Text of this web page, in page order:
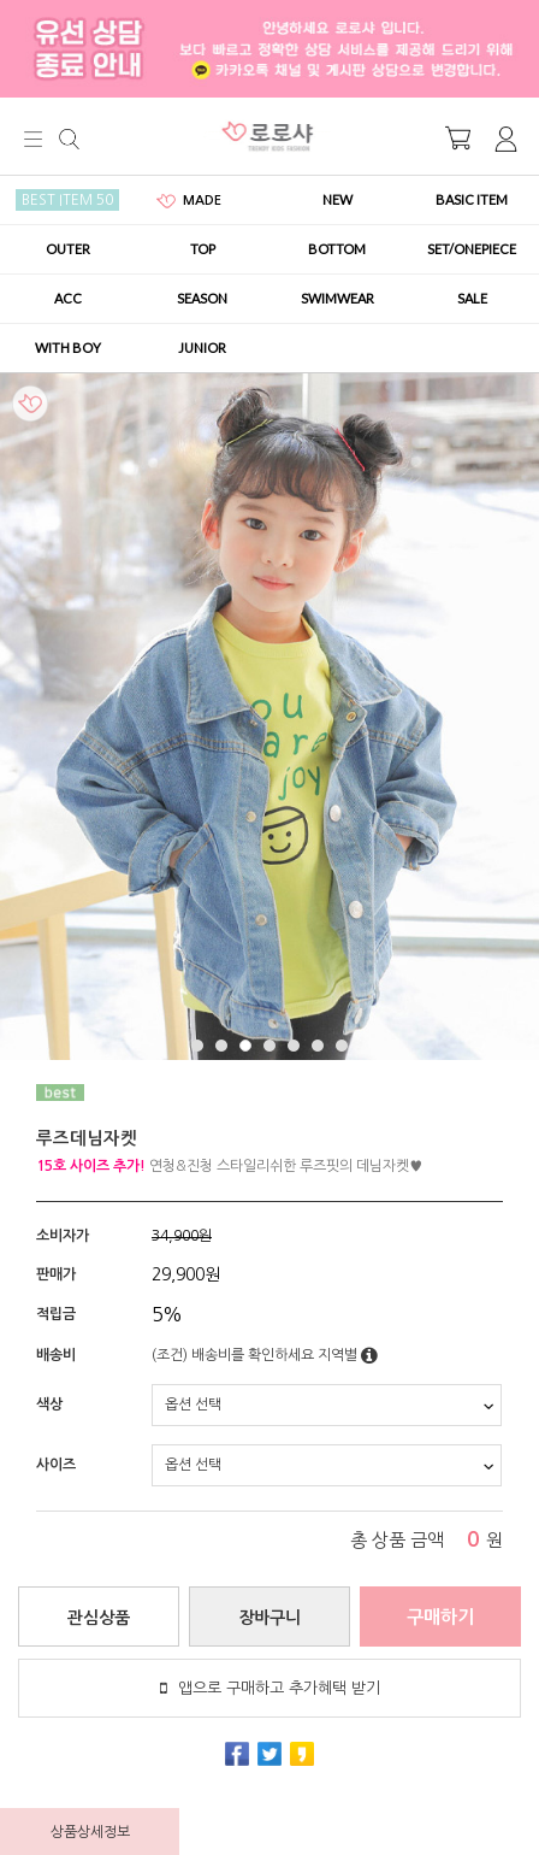
BEST ITEM 50 MADE NEW BASIC ITEM
OUTER TOP BOTTOM SET/ONEPIECE
ACC SEASON SWIMWEAR SALE
WITH BOY JUNIOR
루즈데님자켓
15호 사이즈 추가! 연청&진청 스타일리쉬한 루즈핏의 데님자켓♥
소비자가 34,900원
판매가 29,900원
적립금 5%
배송비 (조건) 배송비를 확인하세요 지역별
색상
사이즈
총 상품 금액 0 원
장바구니
관심상품 구매하기
앱으로 구매하고 추가혜택 받기
상품상세정보